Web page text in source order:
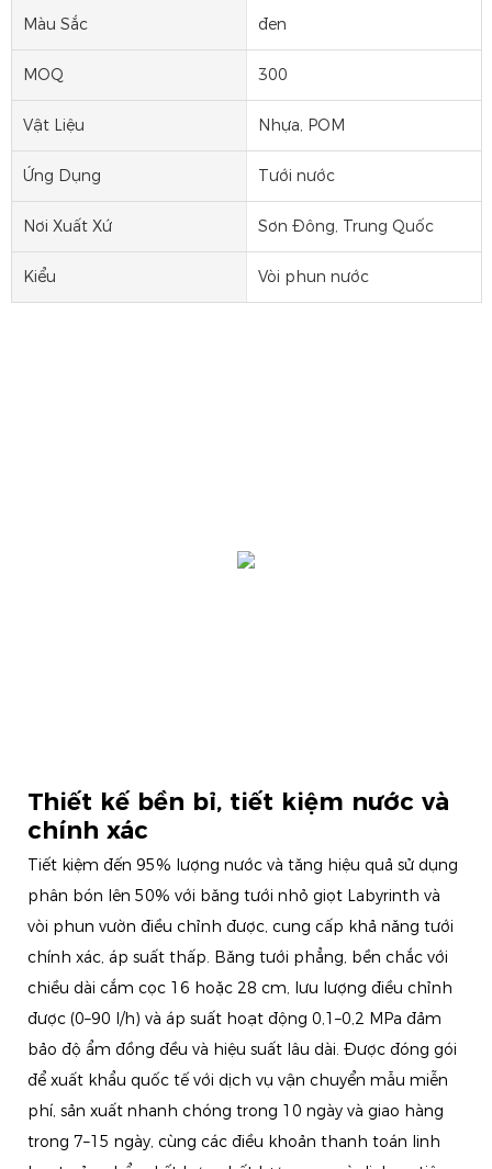
Màu Sắc đen
MOQ 300
Vật Liệu Nhựa, POM
Ứng Dụng Tưới nước
Nơi Xuất Xứ Sơn Đông, Trung Quốc
Kiểu Vòi phun nước
Thiết kế bền bỉ, tiết kiệm nước và
chính xác
Tiết kiệm đến 95% lượng nước và tăng hiệu quả sử dụng
phân bón lên 50% với băng tưới nhỏ giọt Labyrinth và
vòi phun vườn điều chỉnh được, cung cấp khả năng tưới
chính xác, áp suất thấp. Băng tưới phẳng, bền chắc với
chiều dài cắm cọc 16 hoặc 28 cm, lưu lượng điều chỉnh
được (0–90 l/h) và áp suất hoạt động 0,1–0,2 MPa đảm
bảo độ ẩm đồng đều và hiệu suất lâu dài. Được đóng gói
để xuất khẩu quốc tế với dịch vụ vận chuyển mẫu miễn
phí, sản xuất nhanh chóng trong 10 ngày và giao hàng
trong 7–15 ngày, cùng các điều khoản thanh toán linh